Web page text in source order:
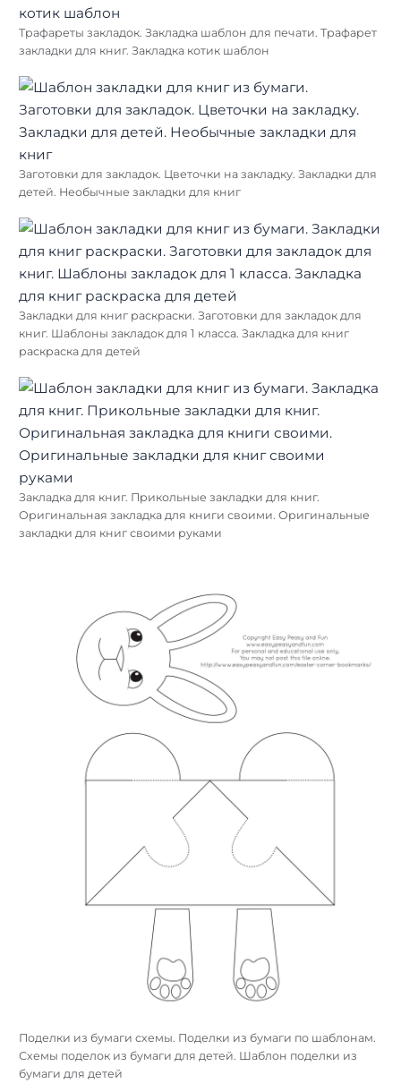
Трафареты закладок. Закладка шаблон для печати. Трафарет
закладки для книг. Закладка котик шаблон
Заготовки для закладок. Цветочки на закладку. Закладки для
детей. Необычные закладки для книг
Закладки для книг раскраски. Заготовки для закладок для
книг. Шаблоны закладок для 1 класса. Закладка для книг
раскраска для детей
Закладка для книг. Прикольные закладки для книг.
Оригинальная закладка для книги своими. Оригинальные
закладки для книг своими руками
Поделки из бумаги схемы. Поделки из бумаги по шаблонам.
Схемы поделок из бумаги для детей. Шаблон поделки из
бумаги для детей